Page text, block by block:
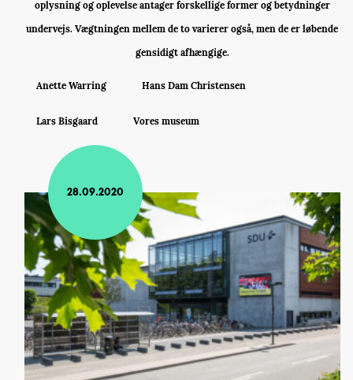
oplysning og oplevelse antager forskellige former og betydninger
undervejs. Vægtningen mellem de to varierer også, men de er løbende
gensidigt afhængige.
Anette Warring Hans Dam Christensen
Lars Bisgaard Vores museum
28.09.2020